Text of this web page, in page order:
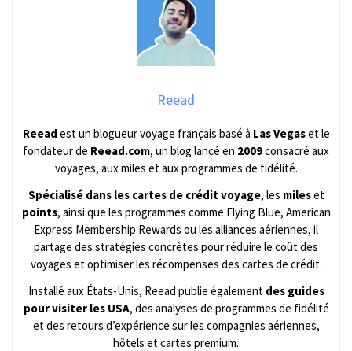
Reead
Reead est un blogueur voyage français basé à Las Vegaset le
fondateur de Reead.com, un blog lancé en 2009consacré aux
voyages, aux miles et aux programmes de fidélité.
Spécialisé dans les cartes de crédit voyage, les mileset
points, ainsi que les programmes comme Flying Blue, American
Express Membership Rewards ou les alliances aériennes, il
partage des stratégies concrètes pour réduire le coût des
voyages et optimiser les récompenses des cartes de crédit.
Installé aux États-Unis, Reead publie également des guides
pour visiter les USA, des analyses de programmes de fidélité
et des retours d’expérience sur les compagnies aériennes,
hôtels et cartes premium.